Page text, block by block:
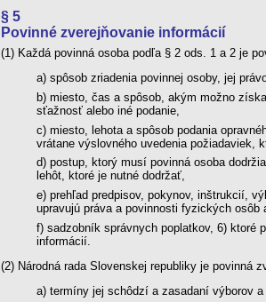
§ 5
Povinné zverejňovanie informácií
(1) Každá povinná osoba podľa § 2 ods. 1 a 2 je
a) spôsob zriadenia povinnej osoby, jej
b) miesto, čas a spôsob, akým možno
sťažnosť alebo iné podanie,
c) miesto, lehota a spôsob podania
vrátane výslovného uvedenia požiadaviek,
d) postup, ktorý musí povinná osoba
lehôt, ktoré je nutné dodržať,
e) prehľad predpisov, pokynov, inštrukcií,
upravujú práva a povinnosti fyzických
f) sadzobník správnych poplatkov, 6) ktoré
informácií.
(2) Národná rada Slovenskej republiky je povinná
a) termíny jej schôdzí a zasadaní výborov a